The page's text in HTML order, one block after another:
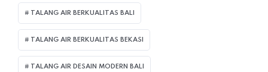
TALANG AIR BERKUALITAS BALI
TALANG AIR BERKUALITAS BEKASI
TALANG AIR DESAIN MODERN BALI